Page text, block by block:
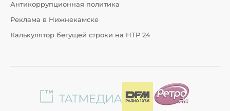
Антикоррупционная политика
Реклама в Нижнекамске
Калькулятор бегущей строки на НТР 24